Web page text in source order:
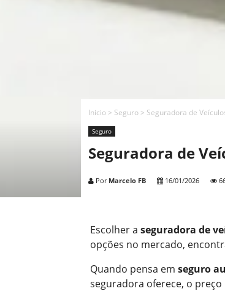
Inicio > Seguro > Seguradora de
Seguro
Seguradora de
Por Marcelo FB 16/01/2026
Escolher a seguradora de
opções no mercado,
Quando pensa em seguro
seguradora oferece, o